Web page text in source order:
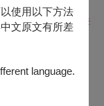
使用以下方法
文原文有所差
language.
｜桑德斯特洛姆